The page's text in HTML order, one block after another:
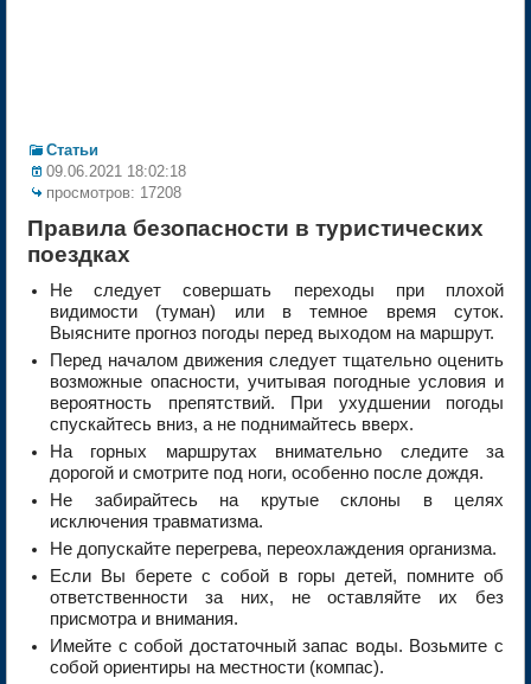
Статьи
09.06.2021 18:02:18
просмотров: 17208
Правила безопасности в туристических
поездках
Не следует совершать переходы при плохой
видимости (туман) или в темное время суток.
Выясните прогноз погоды перед выходом на маршрут.
Перед началом движения следует тщательно оценить
возможные опасности, учитывая погодные условия и
вероятность препятствий. При ухудшении погоды
спускайтесь вниз, а не поднимайтесь вверх.
На горных маршрутах внимательно следите за
дорогой и смотрите под ноги, особенно после дождя.
Не забирайтесь на крутые склоны в целях
исключения травматизма.
Не допускайте перегрева, переохлаждения организма.
Если Вы берете с собой в горы детей, помните об
ответственности за них, не оставляйте их без
присмотра и внимания.
Имейте с собой достаточный запас воды. Возьмите с
собой ориентиры на местности (компас).